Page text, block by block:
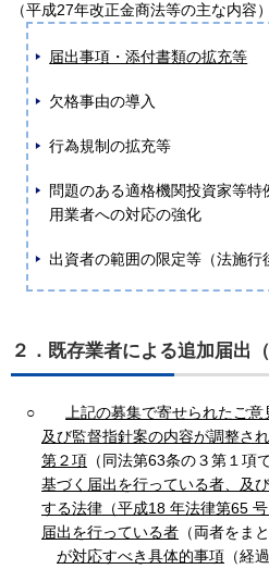
（平成27年改正金商法等の主な内容）
届出事項・添付書類の拡充等
欠格事由の導入
行為規制の拡充等
問題のある適格機関投資家等
用業者への対応の強化
出資者の範囲の限定等（法施行
２．既存業者による追加届出
○
上記の募集で寄せられたご
及び監督指針案の内容が調整さ
第２項 （同法第63条の３第１項
基づく届出を行っている者、及
する法律（平成18 年法律第65
届出を行っている者 （両者をま
が対応すべき具体的事項 （経